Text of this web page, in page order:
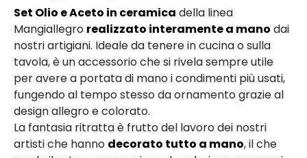
Set Olio e Aceto in ceramica della linea
Mangiallegro realizzato interamente a mano dai
nostri artigiani. Ideale da tenere in cucina o sulla
tavola, è un accessorio che si rivela sempre utile
per avere a portata di mano i condimenti più usati,
fungendo al tempo stesso da ornamento grazie al
design allegro e colorato.
La fantasia ritratta è frutto del lavoro dei nostri
artisti che hanno decorato tutto a mano, il che